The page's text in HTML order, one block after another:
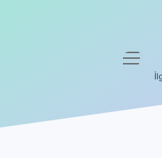
menüyü